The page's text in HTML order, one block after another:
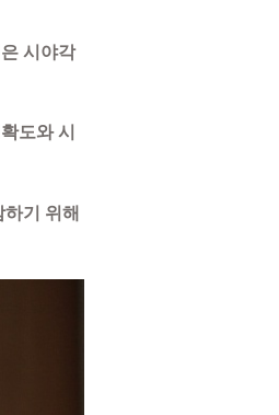
시야각
도와 시
기 위해